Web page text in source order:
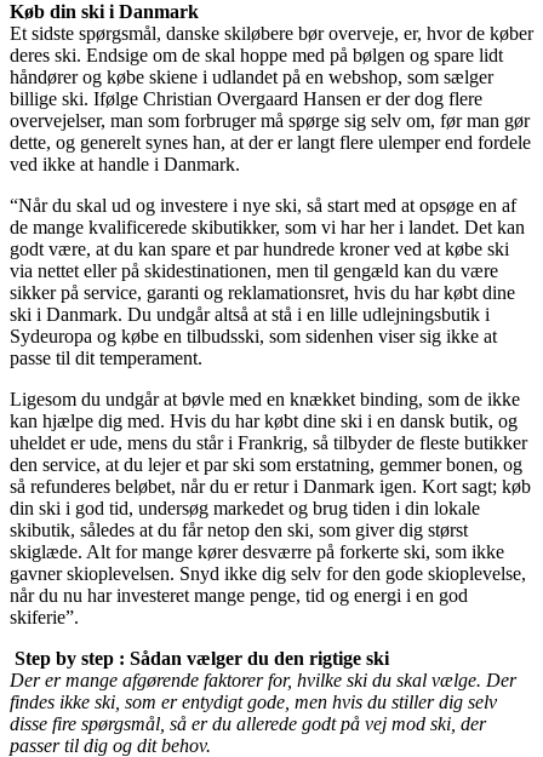
Køb din ski i Danmark
Et sidste spørgsmål, danske skiløbere bør overveje, er, hvor de køber
deres ski. Endsige om de skal hoppe med på bølgen og spare lidt
håndører og købe skiene i udlandet på en webshop, som sælger
billige ski. Ifølge Christian Overgaard Hansen er der dog flere
overvejelser, man som forbruger må spørge sig selv om, før man gør
dette, og generelt synes han, at der er langt flere ulemper end fordele
ved ikke at handle i Danmark.
“Når du skal ud og investere i nye ski, så start med at opsøge en af
de mange kvalificerede skibutikker, som vi har her i landet. Det kan
godt være, at du kan spare et par hundrede kroner ved at købe ski
via nettet eller på skidestinationen, men til gengæld kan du være
sikker på service, garanti og reklamationsret, hvis du har købt dine
ski i Danmark. Du undgår altså at stå i en lille udlejningsbutik i
Sydeuropa og købe en tilbudsski, som sidenhen viser sig ikke at
passe til dit temperament.
Ligesom du undgår at bøvle med en knækket binding, som de ikke
kan hjælpe dig med. Hvis du har købt dine ski i en dansk butik, og
uheldet er ude, mens du står i Frankrig, så tilbyder de fleste butikker
den service, at du lejer et par ski som erstatning, gemmer bonen, og
så refunderes beløbet, når du er retur i Danmark igen. Kort sagt; køb
din ski i god tid, undersøg markedet og brug tiden i din lokale
skibutik, således at du får netop den ski, som giver dig størst
skiglæde. Alt for mange kører desværre på forkerte ski, som ikke
gavner skioplevelsen. Snyd ikke dig selv for den gode skioplevelse,
når du nu har investeret mange penge, tid og energi i en god
skiferie”.
Step by step : Sådan vælger du den rigtige ski
Der er mange afgørende faktorer for, hvilke ski du skal vælge. Der
findes ikke ski, som er entydigt gode, men hvis du stiller dig selv
disse fire spørgsmål, så er du allerede godt på vej mod ski, der
passer til dig og dit behov.